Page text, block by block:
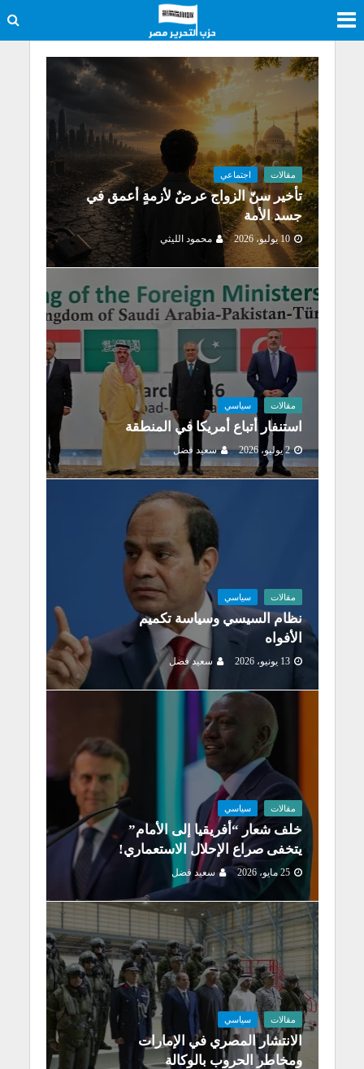
مقالات اجتماعي
تأخير سنّ الزواج عرضٌ لأزمةٍ أعمق في
جسد الأمة
10 يوليو، 2026 محمود الليثي
مقالات سياسي
استنفار أتباع أمريكا في المنطقة
2 يوليو، 2026 سعيد فضل
مقالات سياسي
نظام السيسي وسياسة تكميم
الأفواه
13 يونيو، 2026 سعيد فضل
مقالات سياسي
خلف شعار “أفريقيا إلى الأمام”
يتخفى صراع الإحلال الاستعماري!
25 مايو، 2026 سعيد فضل
مقالات سياسي
الانتشار المصري في الإمارات
ومخاطر الحروب بالوكالة